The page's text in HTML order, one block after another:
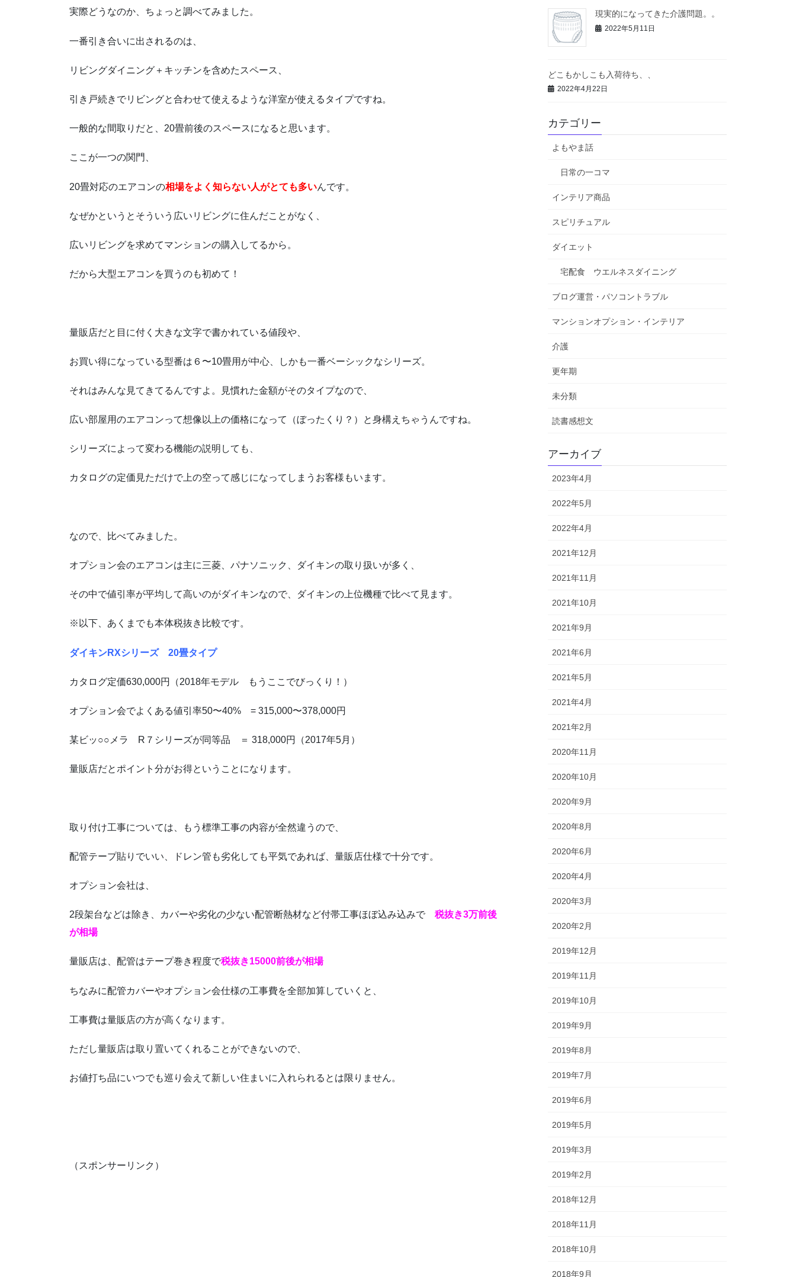
実際どうなのか、ちょっと調べてみました。
一番引き合いに出されるのは、
リビングダイニング＋キッチンを含めたスペース、
引き戸続きでリビングと合わせて使えるような洋室が使えるタイプですね。
一般的な間取りだと、20畳前後のスペースになると思います。
ここが一つの関門、
20畳対応のエアコンの相場をよく知らない人がとても多いんです。
なぜかというとそういう広いリビングに住んだことがなく、
広いリビングを求めてマンションの購入してるから。
だから大型エアコンを買うのも初めて！
量販店だと目に付く大きな文字で書かれている値段や、
お買い得になっている型番は６〜10畳用が中心、しかも一番ベーシックなシリーズ。
それはみんな見てきてるんですよ。見慣れた金額がそのタイプなので、
広い部屋用のエアコンって想像以上の価格になって（ぼったくり？）と身構えちゃうんですね。
シリーズによって変わる機能の説明しても、
カタログの定価見ただけで上の空って感じになってしまうお客様もいます。
なので、比べてみました。
オプション会のエアコンは主に三菱、パナソニック、ダイキンの取り扱いが多く、
その中で値引率が平均して高いのがダイキンなので、ダイキンの上位機種で比べて見ます。
※以下、あくまでも本体税抜き比較です。
ダイキンRXシリーズ 20畳タイプ
カタログ定価630,000円（2018年モデル もうここでびっくり！）
オプション会でよくある値引率50〜40% = 315,000〜378,000円
某ビッ○○メラ R７シリーズが同等品 ＝ 318,000円（2017年5月）
量販店だとポイント分がお得ということになります。
取り付け工事については、もう標準工事の内容が全然違うので、
配管テープ貼りでいい、ドレン管も劣化しても平気であれば、量販店仕様で十分です。
オプション会社は、
2段架台などは除き、カバーや劣化の少ない配管断熱材など付帯工事ほぼ込み込みで 税抜き3万前後
が相場
量販店は、配管はテープ巻き程度で税抜き15000前後が相場
ちなみに配管カバーやオプション会仕様の工事費を全部加算していくと、
工事費は量販店の方が高くなります。
ただし量販店は取り置いてくれることができないので、
お値打ち品にいつでも巡り会えて新しい住まいに入れられるとは限りません。
（スポンサーリンク）
現実的になってきた介護問題。。
2022年5月11日
どこもかしこも入荷待ち、、
2022年4月22日
カテゴリー
よもやま話
日常の一コマ
インテリア商品
スピリチュアル
ダイエット
宅配食 ウエルネスダイニング
ブログ運営・パソコントラブル
マンションオプション・インテリア
介護
更年期
未分類
読書感想文
アーカイブ
2023年4月
2022年5月
2022年4月
2021年12月
2021年11月
2021年10月
2021年9月
2021年6月
2021年5月
2021年4月
2021年2月
2020年11月
2020年10月
2020年9月
2020年8月
2020年6月
2020年4月
2020年3月
2020年2月
2019年12月
2019年11月
2019年10月
2019年9月
2019年8月
2019年7月
2019年6月
2019年5月
2019年3月
2019年2月
2018年12月
2018年11月
2018年10月
2018年9月